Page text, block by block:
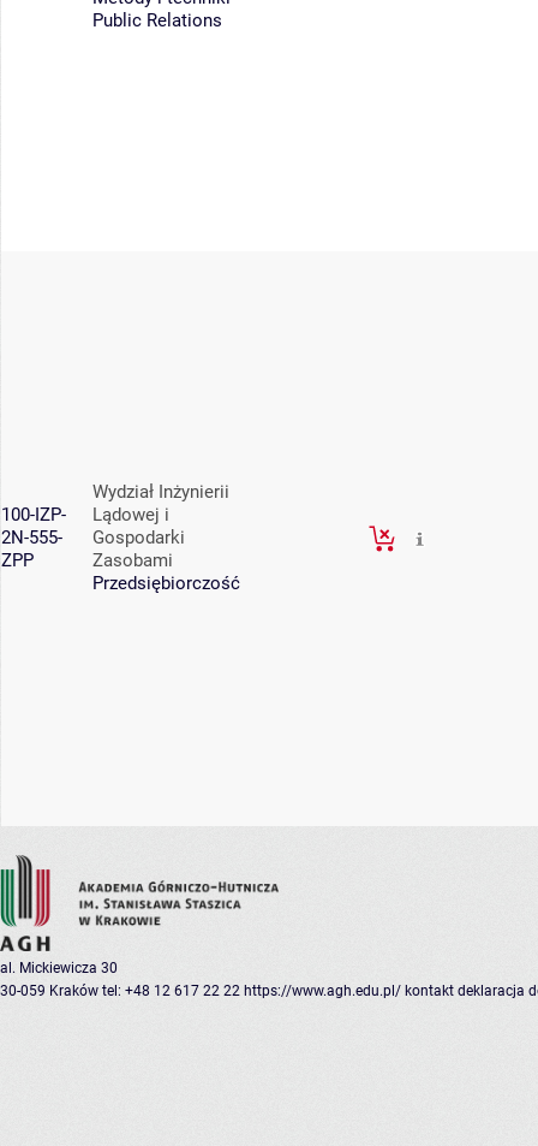
Public Relations
100-IZP-
2N-555-
ZPP
Wydział Inżynierii
Lądowej i
Gospodarki
Zasobami
Przedsiębiorczość
al. Mickiewicza 30
30-059 Kraków tel: +48 12 617 22 22 https://www.agh.edu.pl/ kontakt deklaracja